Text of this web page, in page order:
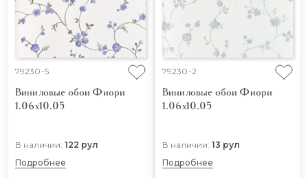
79230-5
Виниловые обои Фиори
1.06x10.05
В наличии: 122 рул
Подробнее
79230-2
Виниловые обои Фиори
1.06x10.05
В наличии: 13 рул
Подробнее